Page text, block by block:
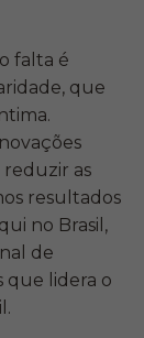
falta é
que
as
resultados
no Brasil,
de
que lidera o